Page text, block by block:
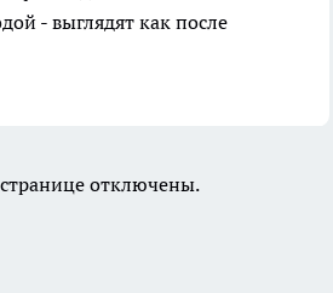
- выглядят как после
отключены.